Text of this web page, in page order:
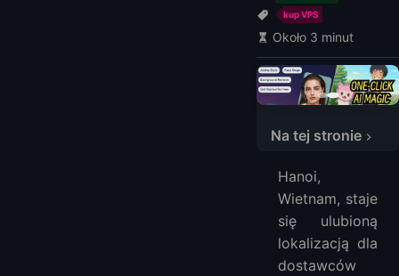
kup VPS
Około 3 minut
Na tej stronie
1. LightNode
3. VPSFAST
FAQ
Hanoi,
Wietnam, staje
się ulubioną
lokalizacją dla
dostawców